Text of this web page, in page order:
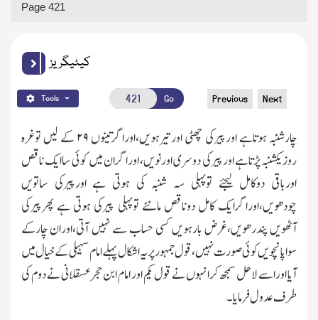
Page 421
کیٹیگریز
Tools Go Previous Next
چارشنبہ ہوتاہے اورپیرکی چھٹی اورتیرہویں،اوراگرتینوں۲۹کے لیں توغرہ
روزیکشنبہ پڑتاہے اورپیرکی دوسری اورنویں، اوراگران میں کوئی ساایك ناقص
اورباقی دوکامل لیجئے توپہلی سہ شنبہ کی ہوتی ہے اورپیرکی ساتویں
چودھویں،اوراگرایك کامل دوناقص مانئے توپہلی پیرکی ہوتی ہے پھرپیرکی
آٹھویں پندرھویں،غرض بارہویں کسی حساب سے نہیں آتی،اوران چارکے
سواپانچویں کوئی صورت نہیں،قول جمہور پریہ اشکال پہلے امام سہیلی کے خیال میں
آیا اوراسے لاحل سمجھ کرانہوں نے قول یکم اور امام ابن حجرعسقلانی نے دوم کی
طرف عدول فرمایا۔